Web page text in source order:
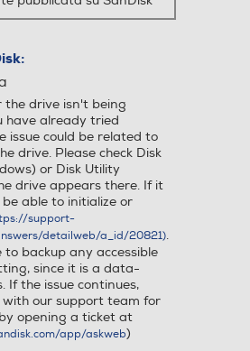
the drive isn't being
have already tried
issue could be related to
drive. Please check Disk
or Disk Utility
drive appears there. If it
able to initialize or
support-
detailweb/a_id/20821).
to backup any accessible
since it is a data-
If the issue continues,
with our support team for
opening a ticket at
app/askweb)